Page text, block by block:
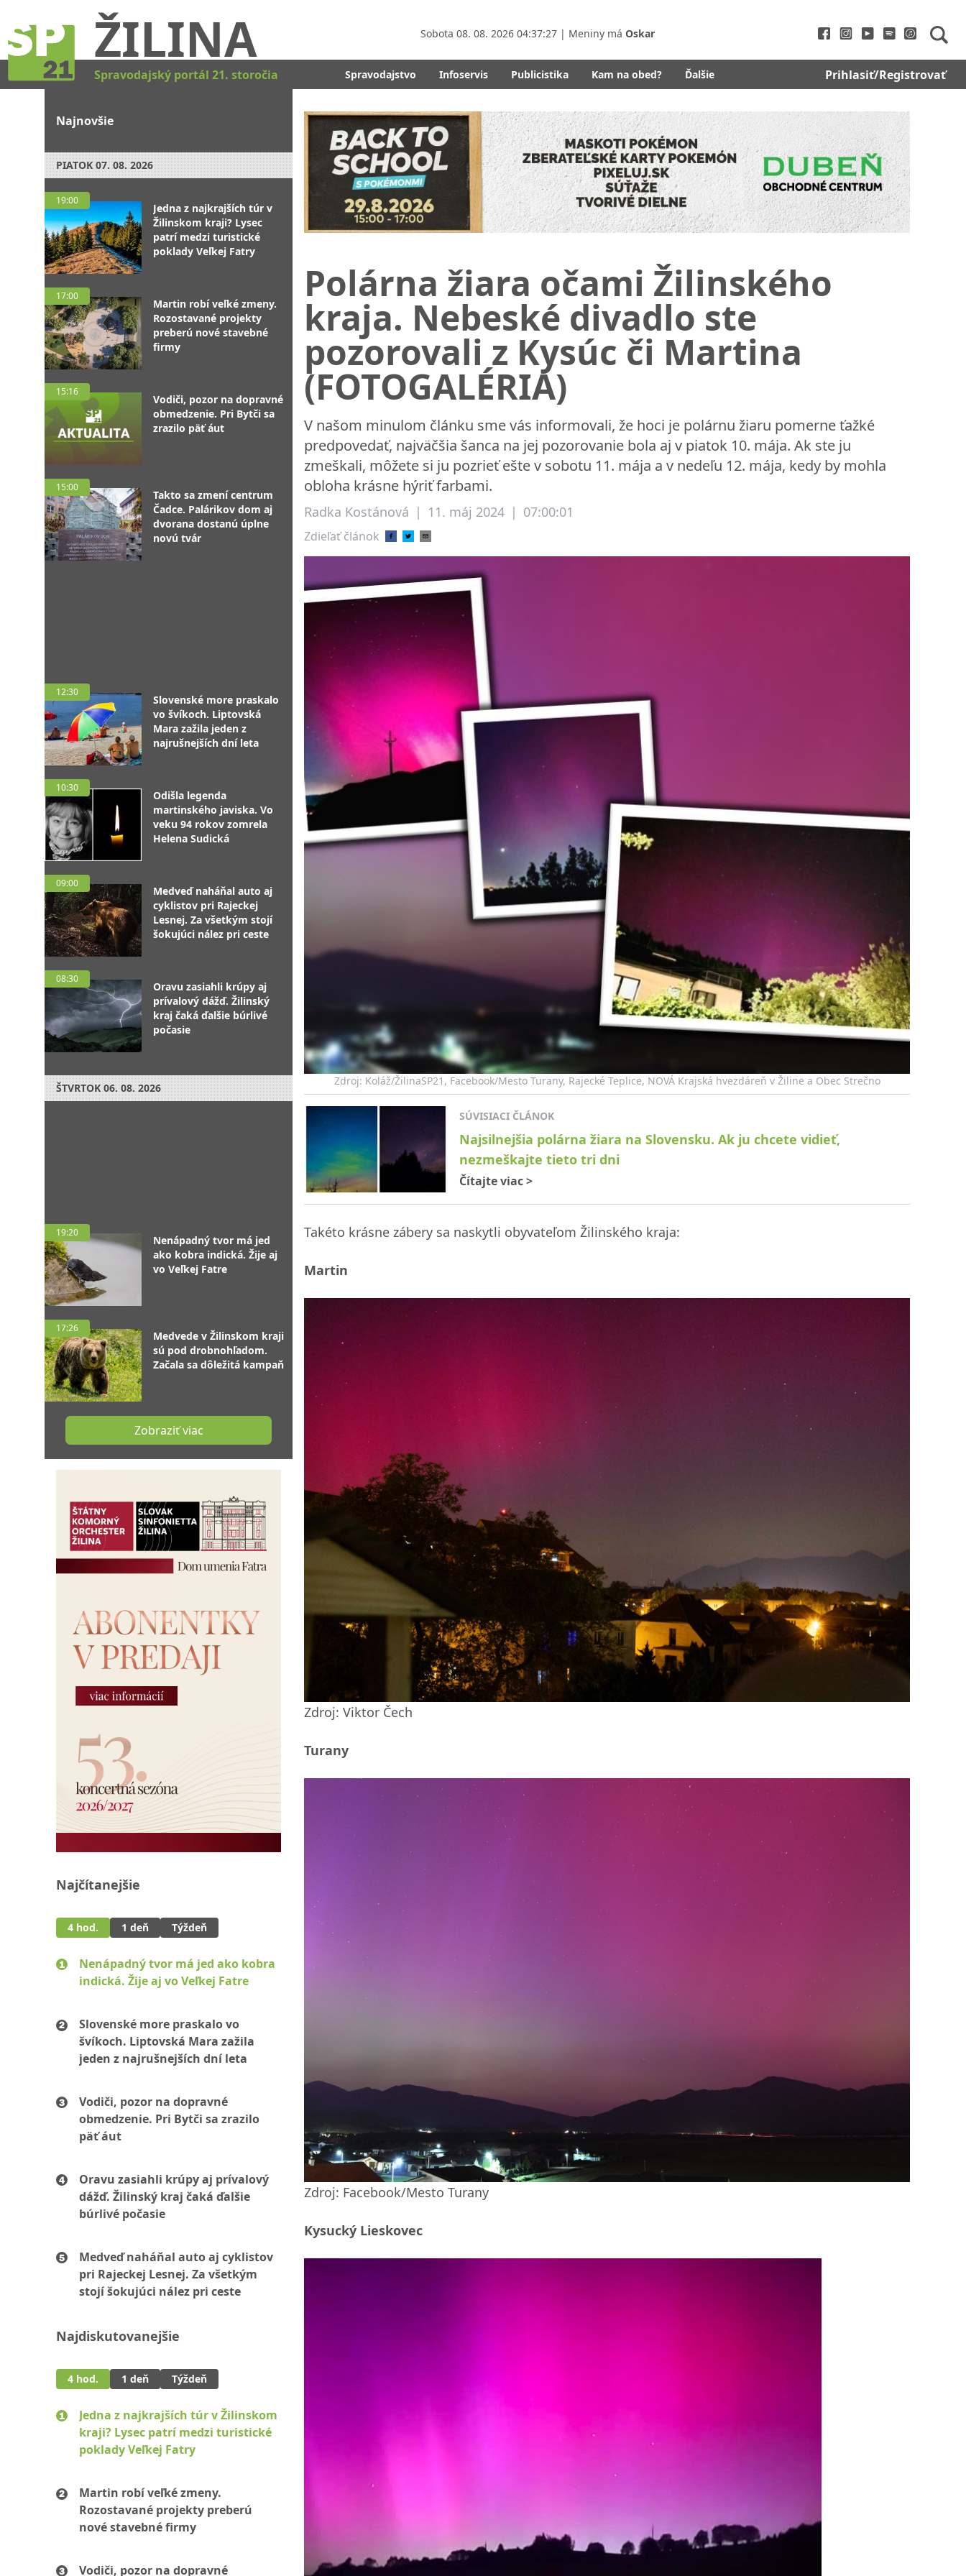
ŽILINA Sobota 08. 08. 2026 04:37:29 | Meniny má Oskar
Spravodajský portál 21. storočia Spravodajstvo Infoservis Publicistika Kam na obed? Ďalšie Prihlasiť/Registrovať
Najnovšie
PIATOK 07. 08. 2026
19:00
Jedna z najkrajších túr v
Žilinskom kraji? Lysec
patrí medzi turistické
poklady Veľkej Fatry
17:00
Martin robí veľké zmeny.
Rozostavané projekty
preberú nové stavebné
firmy
15:16
Vodiči, pozor na dopravné
obmedzenie. Pri Bytči sa
zrazilo päť áut
15:00
Takto sa zmení centrum
Čadce. Palárikov dom aj
dvorana dostanú úplne
novú tvár
12:30
Slovenské more praskalo
vo švíkoch. Liptovská
Mara zažila jeden z
najrušnejších dní leta
10:30
Odišla legenda
martinského javiska. Vo
veku 94 rokov zomrela
Helena Sudická
09:00
Medveď naháňal auto aj
cyklistov pri Rajeckej
Lesnej. Za všetkým stojí
šokujúci nález pri ceste
08:30
Oravu zasiahli krúpy aj
prívalový dážď. Žilinský
kraj čaká ďalšie búrlivé
počasie
ŠTVRTOK 06. 08. 2026
19:20
Nenápadný tvor má jed
ako kobra indická. Žije aj
vo Veľkej Fatre
17:26
Medvede v Žilinskom kraji
sú pod drobnohľadom.
Začala sa dôležitá kampaň
Zobraziť viac
Najčítanejšie
4 hod. 1 deň Týždeň
Nenápadný tvor má jed ako kobra
indická. Žije aj vo Veľkej Fatre
Slovenské more praskalo vo
švíkoch. Liptovská Mara zažila
jeden z najrušnejších dní leta
Vodiči, pozor na dopravné
obmedzenie. Pri Bytči sa zrazilo
päť áut
Oravu zasiahli krúpy aj prívalový
dážď. Žilinský kraj čaká ďalšie
búrlivé počasie
Medveď naháňal auto aj cyklistov
pri Rajeckej Lesnej. Za všetkým
stojí šokujúci nález pri ceste
Najdiskutovanejšie
4 hod. 1 deň Týždeň
Jedna z najkrajších túr v Žilinskom
kraji? Lysec patrí medzi turistické
poklady Veľkej Fatry
Martin robí veľké zmeny.
Rozostavané projekty preberú
nové stavebné firmy
Vodiči, pozor na dopravné
Polárna žiara očami Žilinského
kraja. Nebeské divadlo ste
pozorovali z Kysúc či Martina
(FOTOGALÉRIA)
V našom minulom článku sme vás informovali, že hoci je polárnu žiaru pomerne ťažké
predpovedať, najväčšia šanca na jej pozorovanie bola aj v piatok 10. mája. Ak ste ju
zmeškali, môžete si ju pozrieť ešte v sobotu 11. mája a v nedeľu 12. mája, kedy by mohla
obloha krásne hýriť farbami.
Radka Kostánová | 11. máj 2024 | 07:00:01
Zdieľať článok
Zdroj: Koláž/ŽilinaSP21, Facebook/Mesto Turany, Rajecké Teplice, NOVÁ Krajská hvezdáreň v Žiline a Obec Strečno
SÚVISIACI ČLÁNOK
Najsilnejšia polárna žiara na Slovensku. Ak ju chcete vidieť,
nezmeškajte tieto tri dni
Čítajte viac>
Takéto krásne zábery sa naskytli obyvateľom Žilinského kraja:
Martin
Zdroj: Viktor Čech
Turany
Zdroj: Facebook/Mesto Turany
Kysucký Lieskovec